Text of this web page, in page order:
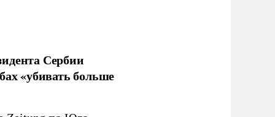
Сербии
«убивать больше